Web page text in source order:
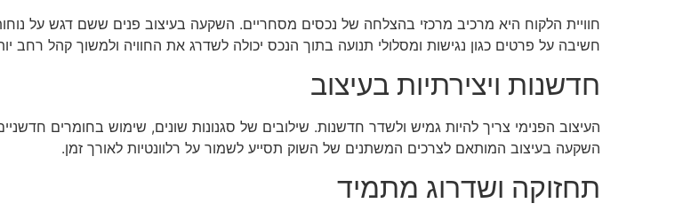
חוויית הלקוח היא מרכיב מרכזי בהצלחה של נכסים מסחריים. השקעה בעיצוב פנים ששם דגש על
חשיבה על פרטים כגון נגישות ומסלולי תנועה בתוך הנכס יכולה לשדרג את החוויה ולמשוך קהל רחב
חדשנות ויצירתיות בעיצוב
העיצוב הפנימי צריך להיות גמיש ולשדר חדשנות. שילובים של סגנונות שונים, שימוש בחומרים
השקעה בעיצוב המותאם לצרכים המשתנים של השוק תסייע לשמור על רלוונטיות לאורך זמן.
תחזוקה ושדרוג מתמיד